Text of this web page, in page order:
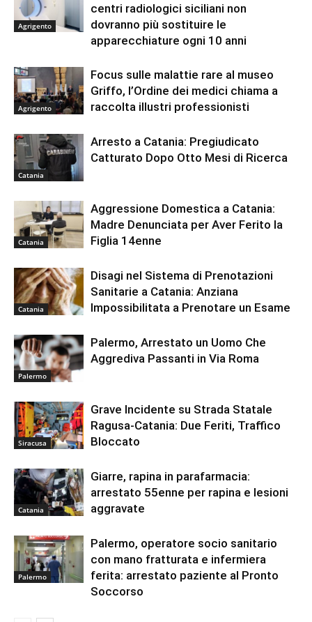
Agrigento
centri radiologici siciliani non
dovranno più sostituire le
apparecchiature ogni 10 anni
Agrigento
Focus sulle malattie rare al museo
Griffo, l’Ordine dei medici chiama a
raccolta illustri professionisti
Catania
Arresto a Catania: Pregiudicato
Catturato Dopo Otto Mesi di Ricerca
Catania
Aggressione Domestica a Catania:
Madre Denunciata per Aver Ferito la
Figlia 14enne
Catania
Disagi nel Sistema di Prenotazioni
Sanitarie a Catania: Anziana
Impossibilitata a Prenotare un Esame
Palermo
Palermo, Arrestato un Uomo Che
Aggrediva Passanti in Via Roma
Siracusa
Grave Incidente su Strada Statale
Ragusa-Catania: Due Feriti, Traffico
Bloccato
Catania
Giarre, rapina in parafarmacia:
arrestato 55enne per rapina e lesioni
aggravate
Palermo
Palermo, operatore socio sanitario
con mano fratturata e infermiera
ferita: arrestato paziente al Pronto
Soccorso